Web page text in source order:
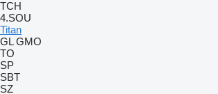
TCH
4.SOU
Titan
GL GMO
TO
SP
SBT
SZ